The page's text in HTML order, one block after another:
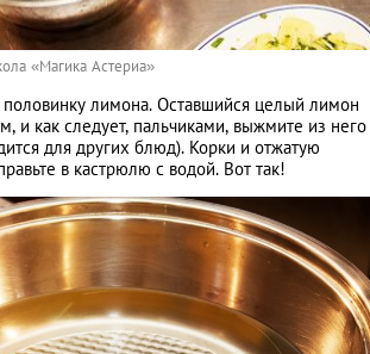
«Магика Астериа»
лимона. Оставшийся целый лимон
и как следует, пальчиками, выжмите из него
для других блюд). Корки и отжатую
в кастрюлю с водой. Вот так!